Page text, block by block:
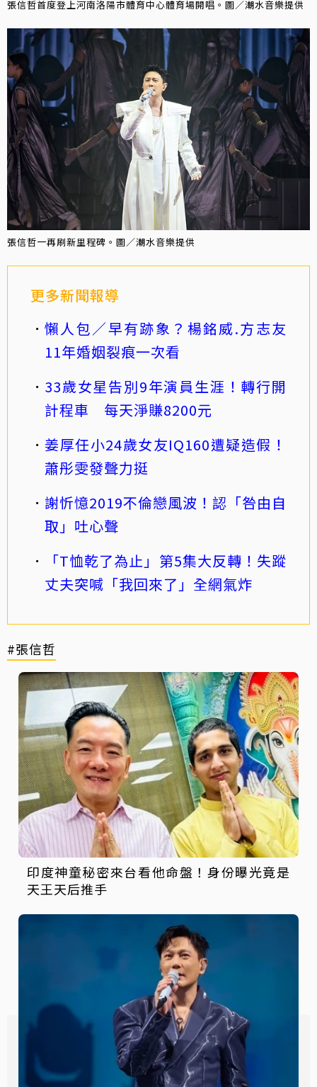
張信哲首度登上河南洛陽市體育中心體育場開唱。圖／潮水音樂提供
張信哲一再刷新里程碑。圖／潮水音樂提供
更多新聞報導
懶人包／早有跡象？楊銘威.方志友
11年婚姻裂痕一次看
33歲女星告別9年演員生涯！轉行開
計程車 每天淨賺8200元
姜厚任小24歲女友IQ160遭疑造假！
蕭彤雯發聲力挺
謝忻憶2019不倫戀風波！認「咎由自
取」吐心聲
「T恤乾了為止」第5集大反轉！失蹤
丈夫突喊「我回來了」全網氣炸
#張信哲
印度神童秘密來台看他命盤！身份曝光竟是
天王天后推手